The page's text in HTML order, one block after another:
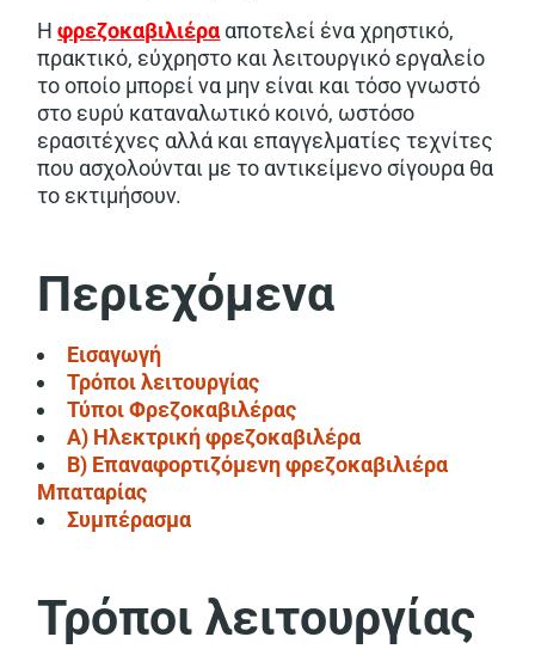
Ηφρεζοκαβιλιέρα αποτελεί ένα χρηστικό,
πρακτικό, εύχρηστο και λειτουργικό εργαλείο
το οποίο μπορεί να μην είναι και τόσο γνωστό
στο ευρύ καταναλωτικό κοινό, ωστόσο
ερασιτέχνες αλλά και επαγγελματίες τεχνίτες
που ασχολούνται με το αντικείμενο σίγουρα θα
το εκτιμήσουν.
Περιεχόμενα
Εισαγωγή
Τρόποι λειτουργίας
Τύποι Φρεζοκαβιλέρας
Α) Ηλεκτρική φρεζοκαβιλέρα
Β) Επαναφορτιζόμενη φρεζοκαβιλιέρα
Μπαταρίας
Συμπέρασμα
Τρόποι λειτουργίας